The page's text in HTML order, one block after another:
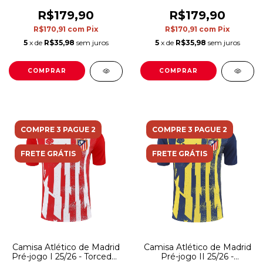
vermelha
R$179,90
R$170,91 com Pix
5 x de R$35,98 sem juros
COMPRAR
detalhes em preto
R$179,90
R$170,91 com Pix
5 x de R$35,98 sem juros
COMPRAR
COMPRE 3 PAGUE 2
FRETE GRÁTIS
Camisa Atlético de Madrid
Pré-jogo I 25/26 - Torcedor
COMPRE 3 PAGUE 2
FRETE GRÁTIS
Camisa Atlético de Madrid
Pré-jogo II 25/26 -